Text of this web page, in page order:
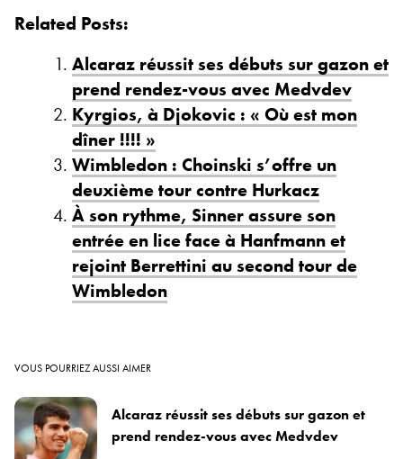
Related Posts:
Alcaraz réussit ses débuts sur gazon et
prend rendez-vous avec Medvdev
Kyrgios, à Djokovic : « Où est mon
dîner !!!! »
Wimbledon : Choinski s’offre un
deuxième tour contre Hurkacz
À son rythme, Sinner assure son
entrée en lice face à Hanfmann et
rejoint Berrettini au second tour de
Wimbledon
VOUS POURRIEZ AUSSI AIMER
Alcaraz réussit ses débuts sur gazon et
prend rendez-vous avec Medvdev